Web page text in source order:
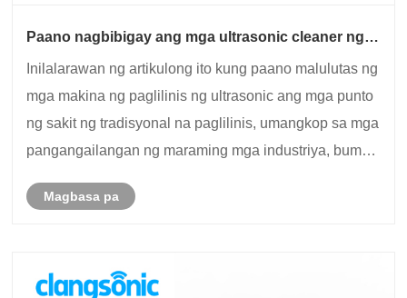
Paano nagbibigay ang mga ultrasonic cleaner ng
buong pang -industriya, medikal, alahas, at sektor
ng sambahayan?
Inilalarawan ng artikulong ito kung paano malulutas ng
mga makina ng paglilinis ng ultrasonic ang mga punto
ng sakit ng tradisyonal na paglilinis, umangkop sa mga
pangangailangan ng maraming mga industriya, bumuo
ng paglilinis na maging mas tumpak, li......
Magbasa pa